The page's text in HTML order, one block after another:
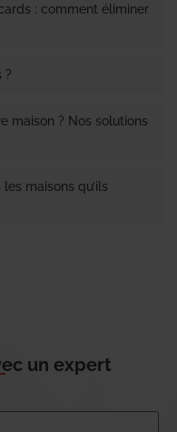
: comment éliminer
?
maison ? Nos solutions
maisons qu’ils
un expert